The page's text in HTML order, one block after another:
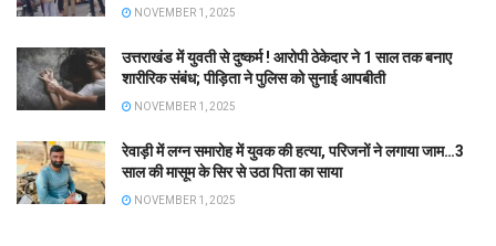
NOVEMBER 1, 2025
उत्तराखंड में युवती से दुष्कर्म ! आरोपी ठेकेदार ने 1 साल तक बनाए
शारीरिक संबंध; पीड़िता ने पुलिस को सुनाई आपबीती
NOVEMBER 1, 2025
रेवाड़ी में लग्न समारोह में युवक की हत्या, परिजनों ने लगाया जाम…3
साल की मासूम के सिर से उठा पिता का साया
NOVEMBER 1, 2025